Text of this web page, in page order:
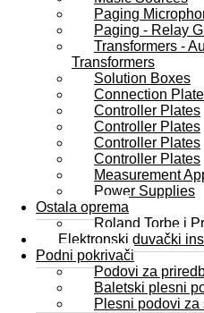
Paging
Paging - Relay
Transformers -
Transformers
Solution Boxes
Connection
Controller Plates
Controller Plates
Controller Plates
Controller Plates
Measurement
Power Supplies
Ostala oprema
Roland Torbe i
Elektronski duvački
Podni pokrivači
Podovi za
Baletski plesni
Plesni podovi za